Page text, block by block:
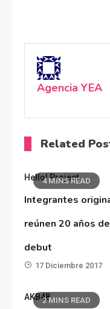
Agencia YEA
Related
4 MINS READ
Hello! Project
Integrantes
reúnen 20 años
debut
17 Diciembre 2017
2 MINS READ
AKB48